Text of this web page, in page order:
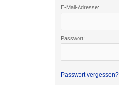
E-Mail-Adresse:
Passwort:
Passwort vergessen?